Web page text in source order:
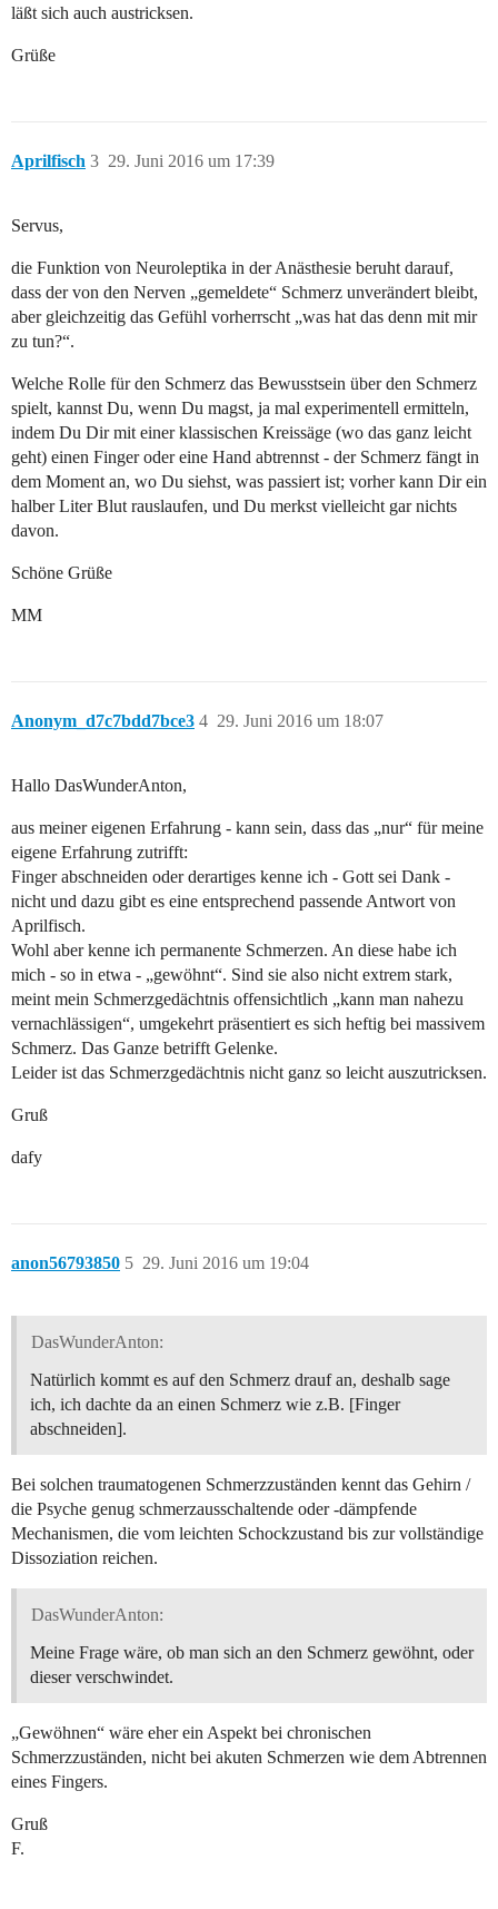
läßt sich auch austricksen.
Grüße
Aprilfisch 29. Juni 2016 um 17:39
3
Servus,
die Funktion von Neuroleptika in der Anästhesie beruht darauf,
dass der von den Nerven „gemeldete“ Schmerz unverändert bleibt,
aber gleichzeitig das Gefühl vorherrscht „was hat das denn mit mir
zu tun?“.
Welche Rolle für den Schmerz das Bewusstsein über den Schmerz
spielt, kannst Du, wenn Du magst, ja mal experimentell ermitteln,
indem Du Dir mit einer klassischen Kreissäge (wo das ganz leicht
geht) einen Finger oder eine Hand abtrennst - der Schmerz fängt in
dem Moment an, wo Du siehst, was passiert ist; vorher kann Dir ein
halber Liter Blut rauslaufen, und Du merkst vielleicht gar nichts
davon.
Schöne Grüße
MM
Anonym_d7c7bdd7bce3 29. Juni 2016 um 18:07
4
Hallo DasWunderAnton,
aus meiner eigenen Erfahrung - kann sein, dass das „nur“ für meine
eigene Erfahrung zutrifft:
Finger abschneiden oder derartiges kenne ich - Gott sei Dank -
nicht und dazu gibt es eine entsprechend passende Antwort von
Aprilfisch.
Wohl aber kenne ich permanente Schmerzen. An diese habe ich
mich - so in etwa - „gewöhnt“. Sind sie also nicht extrem stark,
meint mein Schmerzgedächtnis offensichtlich „kann man nahezu
vernachlässigen“, umgekehrt präsentiert es sich heftig bei massivem
Schmerz. Das Ganze betrifft Gelenke.
Leider ist das Schmerzgedächtnis nicht ganz so leicht auszutricksen.
Gruß
dafy
anon56793850 29. Juni 2016 um 19:04
5
DasWunderAnton:
Natürlich kommt es auf den Schmerz drauf an, deshalb sage
ich, ich dachte da an einen Schmerz wie z.B. [Finger
abschneiden].
Bei solchen traumatogenen Schmerzzuständen kennt das Gehirn /
die Psyche genug schmerzausschaltende oder -dämpfende
Mechanismen, die vom leichten Schockzustand bis zur vollständige
Dissoziation reichen.
DasWunderAnton:
Meine Frage wäre, ob man sich an den Schmerz gewöhnt, oder
dieser verschwindet.
„Gewöhnen“ wäre eher ein Aspekt bei chronischen
Schmerzzuständen, nicht bei akuten Schmerzen wie dem Abtrennen
eines Fingers.
Gruß
F.